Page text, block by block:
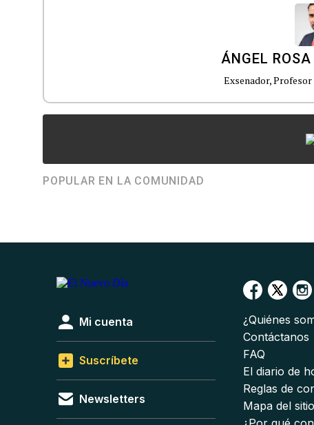
ÁNGEL ROSA
Exsenador,
POPULAR EN LA COMUNIDAD
Mi cuenta
Suscríbete
Newsletters
¿Quiénes
Contáctanos
FAQ
El diario de
Reglas de
Mapa del sitio